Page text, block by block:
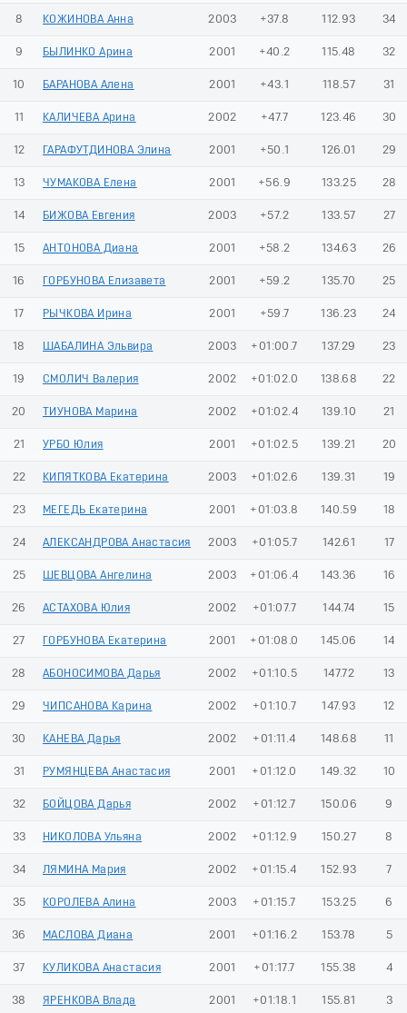
8 КОЖИНОВА Анна 2003 +37.8 112.93 34
9 БЫЛИНКО Арина 2001 +40.2 115.48 32
10 БАРАНОВА Алена 2001 +43.1 118.57 31
11 КАЛИЧЕВА Арина 2002 +47.7 123.46 30
12 ГАРАФУТДИНОВА Элина 2001 +50.1 126.01 29
13 ЧУМАКОВА Елена 2001 +56.9 133.25 28
14 БИЖОВА Евгения 2003 +57.2 133.57 27
15 АНТОНОВА Диана 2001 +58.2 134.63 26
16 ГОРБУНОВА Елизавета 2001 +59.2 135.70 25
17 РЫЧКОВА Ирина 2001 +59.7 136.23 24
18 ШАБАЛИНА Эльвира 2003 +01:00.7 137.29 23
19 СМОЛИЧ Валерия 2002 +01:02.0 138.68 22
20 ТИУНОВА Марина 2002 +01:02.4 139.10 21
21 УРБО Юлия 2001 +01:02.5 139.21 20
22 КИПЯТКОВА Екатерина 2003 +01:02.6 139.31 19
23 МЕГЕДЬ Екатерина 2001 +01:03.8 140.59 18
24 АЛЕКСАНДРОВА Анастасия 2003 +01:05.7 142.61 17
25 ШЕВЦОВА Ангелина 2003 +01:06.4 143.36 16
26 АСТАХОВА Юлия 2002 +01:07.7 144.74 15
27 ГОРБУНОВА Екатерина 2001 +01:08.0 145.06 14
28 АБОНОСИМОВА Дарья 2002 +01:10.5 147.72 13
29 ЧИПСАНОВА Карина 2002 +01:10.7 147.93 12
30 КАНЕВА Дарья 2002 +01:11.4 148.68 11
31 РУМЯНЦЕВА Анастасия 2001 +01:12.0 149.32 10
32 БОЙЦОВА Дарья 2002 +01:12.7 150.06 9
33 НИКОЛОВА Ульяна 2002 +01:12.9 150.27 8
34 ЛЯМИНА Мария 2002 +01:15.4 152.93 7
35 КОРОЛЕВА Алина 2003 +01:15.7 153.25 6
36 МАСЛОВА Диана 2001 +01:16.2 153.78 5
37 КУЛИКОВА Анастасия 2001 +01:17.7 155.38 4
38 ЯРЕНКОВА Влада 2001 +01:18.1 155.81 3